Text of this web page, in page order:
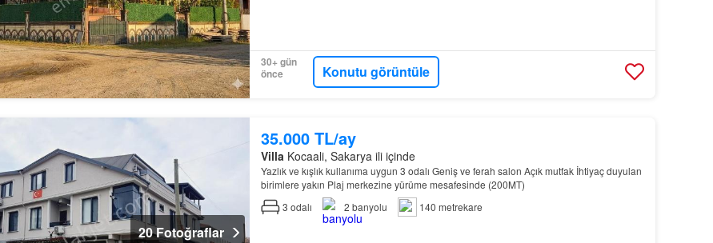
30+ gün
önce
Konutu görüntüle
20 Fotoğraflar
35.000 TL/ay
Villa Kocaali, Sakarya ili içinde
Yazlık ve kışlık kullanıma uygun ​3 odalı Geniş ve ferah salon Açık mutfak İhtiyaç duyulan
birimlere yakın Plaj merkezine yürüme mesafesinde (200MT)
3 odalı 2 banyolu 140 metrekare